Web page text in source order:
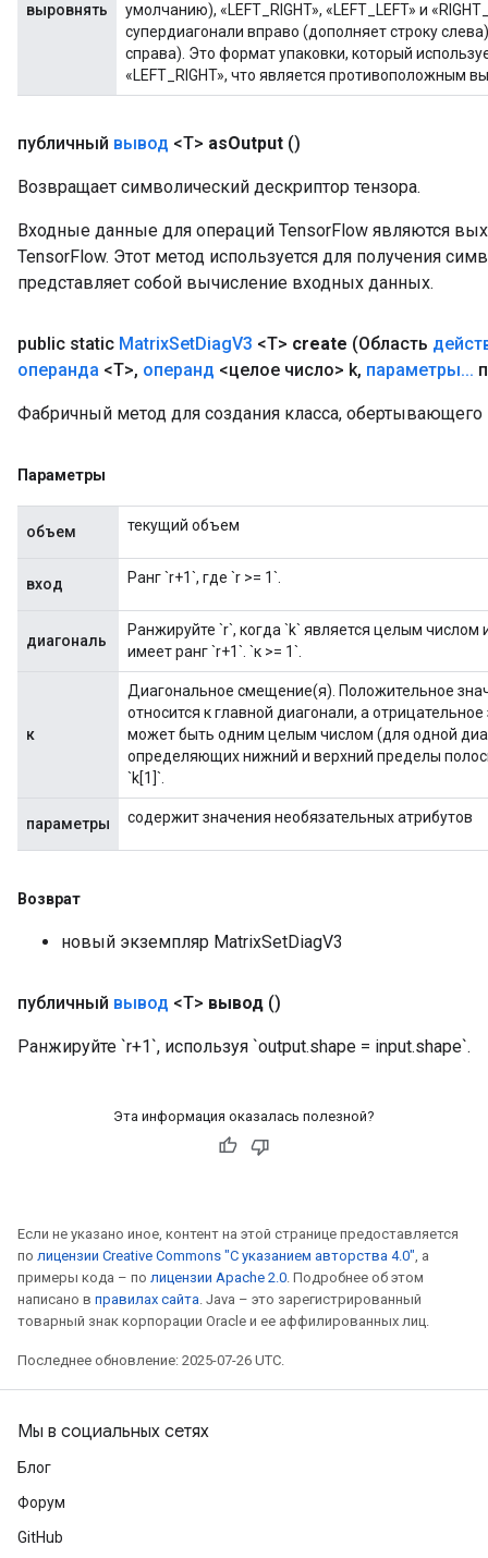
выровнять
умолчанию), «LEFT_RIGHT», «LEFT_LEFT» и
супердиагонали вправо (дополняет строку
справа). Это формат упаковки, который
«LEFT_RIGHT», что является противоположным
публичный вывод <T> asOutput ()
Возвращает символический дескриптор тензора.
Входные данные для операций TensorFlow являются
TensorFlow. Этот метод используется для получения
представляет собой вычисление входных данных.
public static MatrixSetDiagV3 <T> create (Область
операнда <T>, операнд <целое число> k, параметры...
Фабричный метод для создания класса,
Параметры
объем текущий объем
вход Ранг `r+1`, где `r >= 1`.
диагональ
Ранжируйте `r`, когда `k` является целым числом
имеет ранг `r+1`. `к >= 1`.
к
Диагональное смещение(я). Положительное
относится к главной диагонали, а
может быть одним целым числом (для одной
определяющих нижний и верхний пределы
`k[1]`.
параметры содержит значения необязательных атрибутов
Возврат
новый экземпляр MatrixSetDiagV3
публичный вывод <T> вывод ()
Ранжируйте `r+1`, используя `output.shape = input.shape`.
Эта информация оказалась полезной?
Если не указано иное, контент на этой странице предоставляется
по лицензии Creative Commons "С указанием авторства 4.0", а
примеры кода – по лицензии Apache 2.0. Подробнее об этом
написано в правилах сайта. Java – это зарегистрированный
товарный знак корпорации Oracle и ее аффилированных лиц.
Последнее обновление: 2025-07-26 UTC.
Мы в социальных сетях
Блог
Форум
GitHub